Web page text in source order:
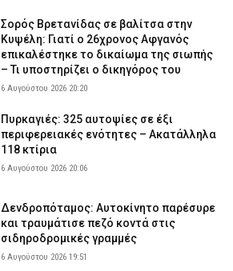
Σορός Βρετανίδας σε βαλίτσα στην
Κυψέλη: Γιατί ο 26χρονος Αφγανός
επικαλέστηκε το δικαίωμα της σιωπής
– Τι υποστηρίζει ο δικηγόρος του
6 Αυγούστου 2026 20:20
Πυρκαγιές: 325 αυτοψίες σε έξι
περιφερειακές ενότητες – Ακατάλληλα
118 κτίρια
6 Αυγούστου 2026 20:06
Δενδροπόταμος: Αυτοκίνητο παρέσυρε
και τραυμάτισε πεζό κοντά στις
σιδηροδρομικές γραμμές
6 Αυγούστου 2026 19:51